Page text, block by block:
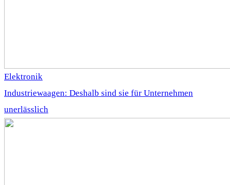
Elektronik
Industriewaagen: Deshalb sind sie für Unternehmen
unerlässlich